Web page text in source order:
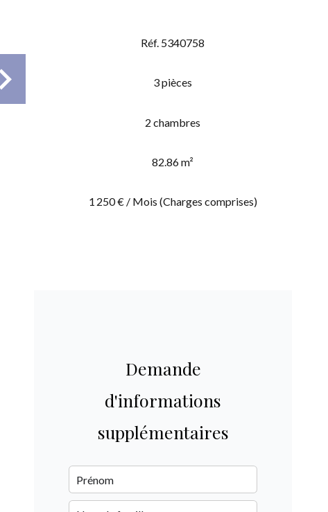
Réf. 5340758
3 pièces
2 chambres
82.86 m²
1 250 € / Mois (Charges comprises)
Demande
d'informations
supplémentaires